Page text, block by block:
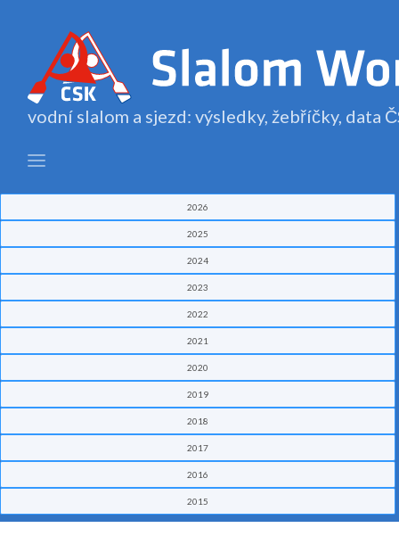
vodní slalom a sjezd: výsledky, žebříčky, data
2026
2025
2024
2023
2022
2021
2020
2019
2018
2017
2016
2015